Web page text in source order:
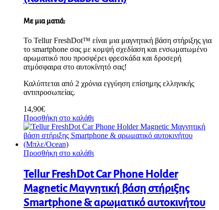
Με μια ματιά:
Το Tellur FreshDot™ είναι μια μαγνητική βάση στήριξης για
το smartphone σας με κομψή σχεδίαση και ενσωματωμένο
αρωματικό που προσφέρει φρεσκάδα και δροσερή
ατμόσφαιρα στο αυτοκίνητό σας!
Καλύπτεται από 2 χρόνια εγγύηση επίσημης ελληνικής
αντιπροσωπείας.
14,90€
Προσθήκη στο καλάθι
Προσθήκη στο καλάθι
Tellur FreshDot Car Phone Holder
Magnetic Μαγνητική βάση στήριξης
Smartphone & αρωματικό αυτοκινήτου